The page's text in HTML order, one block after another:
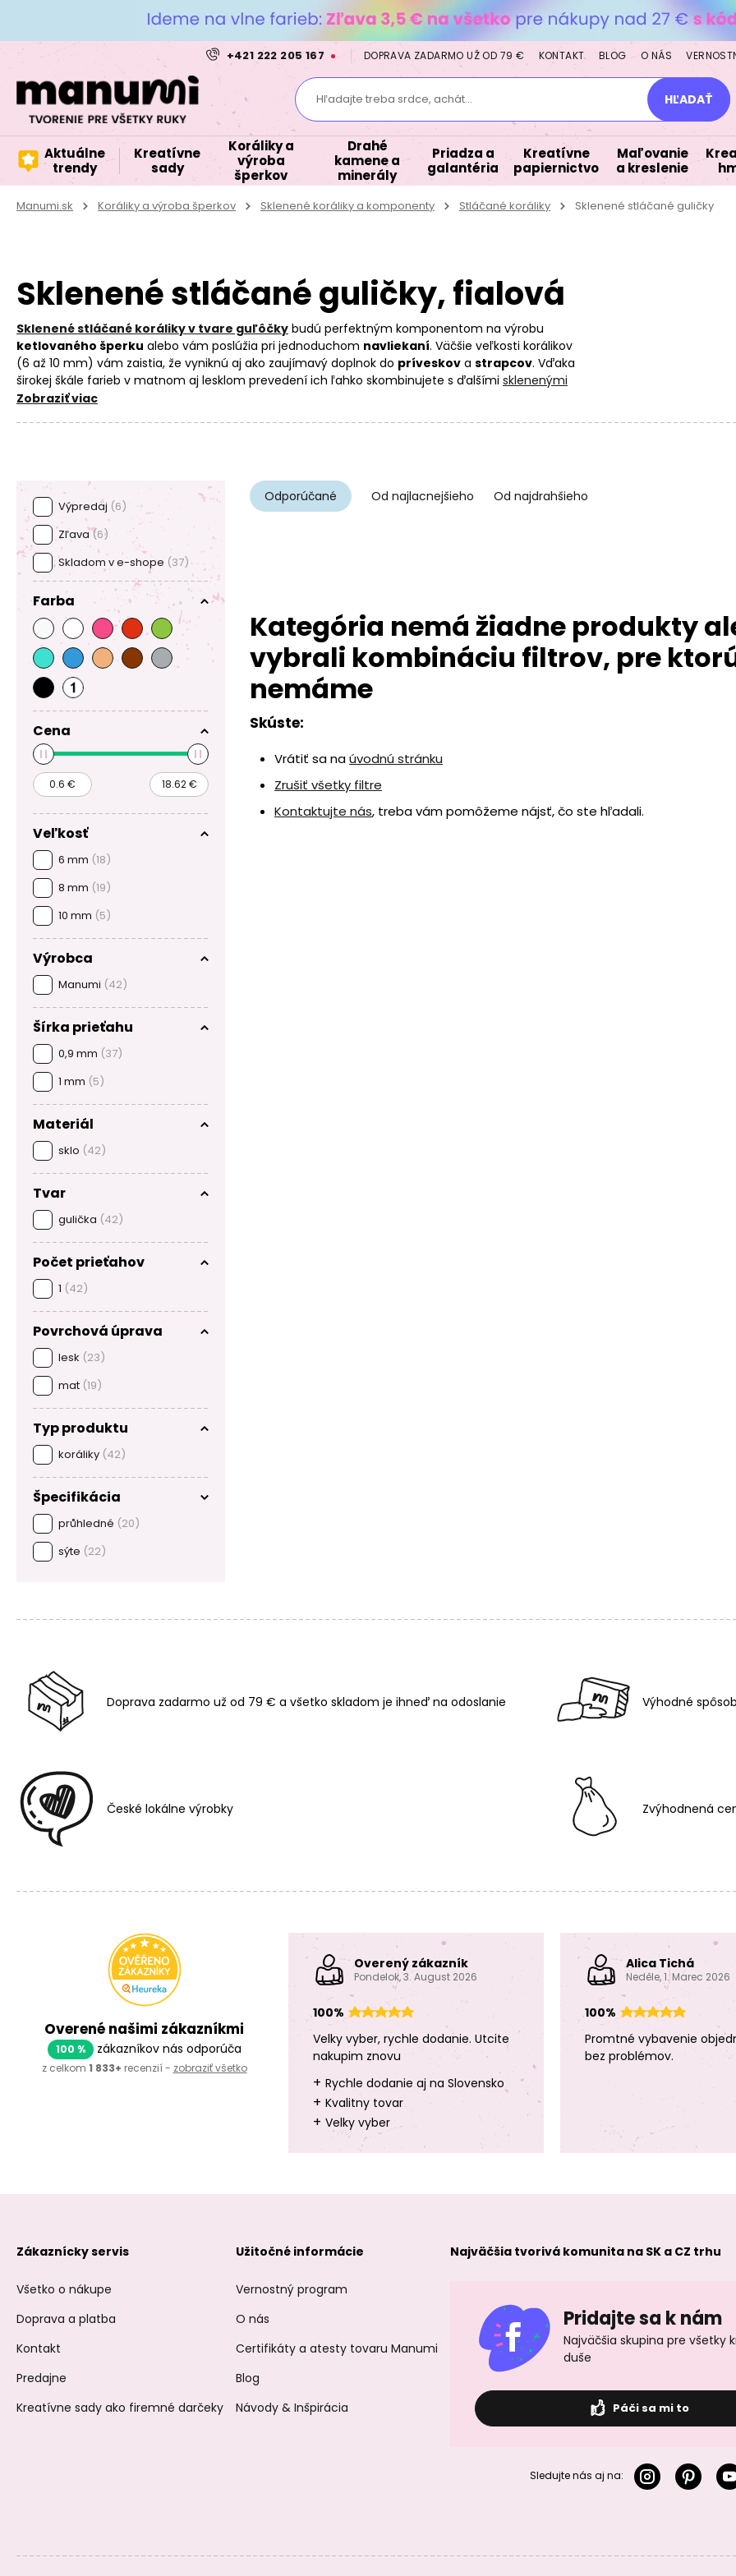
+421 222 205 167 DOPRAVA ZADARMO UŽ OD 79 € KONTAKT BLOG O NÁS
Hľadajte treba srdce, achát... HĽADAŤ
Aktuálne
trendy
Kreatívne
sady
Koráliky a
výroba
šperkov
Drahé
kamene a
minerály
Priadza a
galantéria
Kreatívne
papiernictvo
Maľovanie
a kreslenie
Manumi.sk Koráliky a výroba šperkov Sklenené koráliky a komponenty Stláčané koráliky Sklenené stláčané guličky
Sklenené stláčané guličky, fialová
Sklenené stláčané koráliky v tvare guľôčky budú perfektným komponentom na výrobu
ketlovaného šperku alebo vám poslúžia pri jednoduchom navliekaní. Väčšie veľkosti korálikov
(6 až 10 mm) vám zaistia, že vyniknú aj ako zaujímavý doplnok do príveskov a strapcov. Vďaka
širokej škále farieb v matnom aj lesklom prevedení ich ľahko skombinujete s ďalšími sklenenými
korálikmi, napríklad so
Zobraziť viac
Výpredaj (6)
Zľava(6)
Skladom v e-shope (37)
Farba
Cena
Veľkosť
6 mm (18)
8 mm (19)
10 mm (5)
Výrobca
Manumi (42)
Šírka prieťahu
0,9 mm (37)
1 mm (5)
Materiál
sklo (42)
Tvar
gulička (42)
Počet prieťahov
1 (42)
Povrchová úprava
lesk (23)
mat (19)
Typ produktu
koráliky (42)
Špecifikácia
průhledné (20)
sýte (22)
Odporúčané Od najlacnejšieho Od najdrahšieho
Kategória nemá žiadne produkty
vybrali kombináciu filtrov, pre
nemáme
Skúste:
Vrátiť sa naúvodnú stránku
Zrušiť všetky filtre
Kontaktujte nás, treba vám pomôžeme nájsť, čo ste hľadali.
Doprava zadarmo už od 79 € a všetko skladom je ihneď na odoslanie Výhodné
České lokálne výrobky Zvýhodnená
Overené našimi zákazníkmi
100 % zákazníkov nás odporúča
z celkom 1 833+ recenzií - zobraziť všetko
Overený zákazník
Pondelok, 3. August 2026
100%
Velky vyber, rychle dodanie. Utcite
nakupim znovu
+ Rychle dodanie aj na Slovensko
+ Kvalitny tovar
+ Velky vyber
Alica Tichá
Neděle, 1. Marec 2026
100%
Promtné vybavenie
bez problémov.
Zákaznícky servis
Všetko o nákupe
Doprava a platba
Kontakt
Predajne
Kreatívne sady ako firemné darčeky
Užitočné informácie
Vernostný program
O nás
Certifikáty a atesty tovaru Manumi
Blog
Návody & Inšpirácia
Najväčšia tvorivá komunita na SK a CZ trhu
Pridajte sa k nám
Najväčšia skupina pre všetky
duše
Páči sa mi to
Sledujte nás aj na: